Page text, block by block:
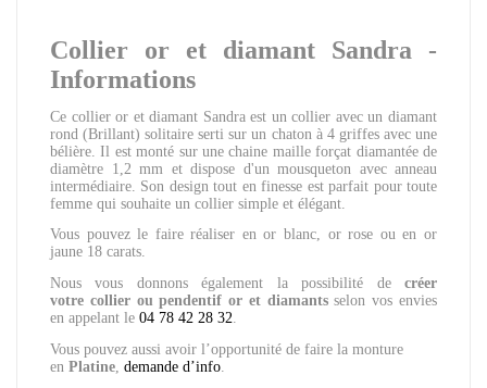
Collier or et diamant Sandra -
Informations
Ce collier or et diamant Sandra est un collier avec un diamant
rond (Brillant) solitaire serti sur un chaton à 4 griffes avec une
bélière. Il est monté sur une chaine maille forçat diamantée de
diamètre 1,2 mm et dispose d'un mousqueton avec anneau
intermédiaire. Son design tout en finesse est parfait pour toute
femme qui souhaite un collier simple et élégant.
Vous pouvez le faire réaliser en or blanc, or rose ou en or
jaune 18 carats.
Nous vous donnons également la possibilité de créer
votre collier ou pendentif or et diamantsselon vos envies
en appelant le 04 78 42 28 32.
Vous pouvez aussi avoir l’opportunité de faire la monture
en Platine demande d’info